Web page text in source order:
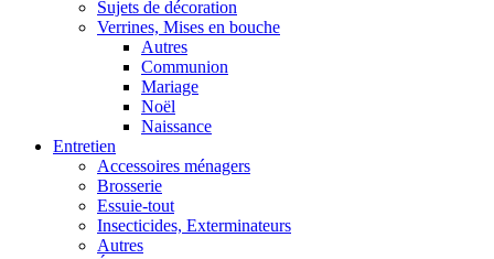
Sujets de décoration
Verrines, Mises en bouche
Autres
Communion
Mariage
Noël
Naissance
Entretien
Accessoires ménagers
Brosserie
Essuie-tout
Insecticides, Exterminateurs
Autres